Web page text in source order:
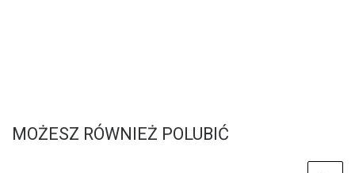
MOŻESZ RÓWNIEŻ POLUBIĆ